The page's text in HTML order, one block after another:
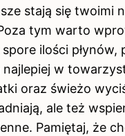
stają się twoimi
tym warto
ilości płynów,
najlepiej w
oraz świeżo
ale też
Pamiętaj, że